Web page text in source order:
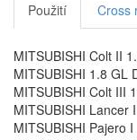
Použití Cross
MITSUBISHI Colt II
MITSUBISHI 1.8 GL
MITSUBISHI Colt III
MITSUBISHI Lancer
MITSUBISHI Pajero